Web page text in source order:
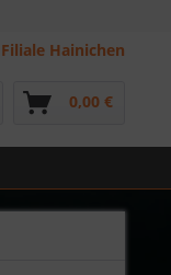
Filiale Hainichen
0,00 €